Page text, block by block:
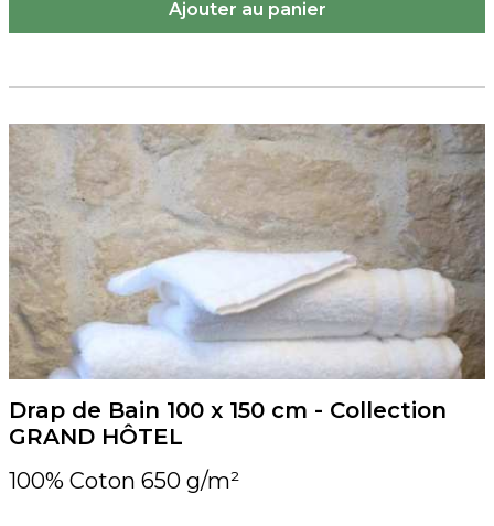
Drap de Bain 100 x 150 cm - Collection
GRAND HÔTEL
100% Coton 650 g/m²